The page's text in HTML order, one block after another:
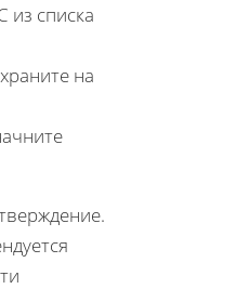
из списка
на